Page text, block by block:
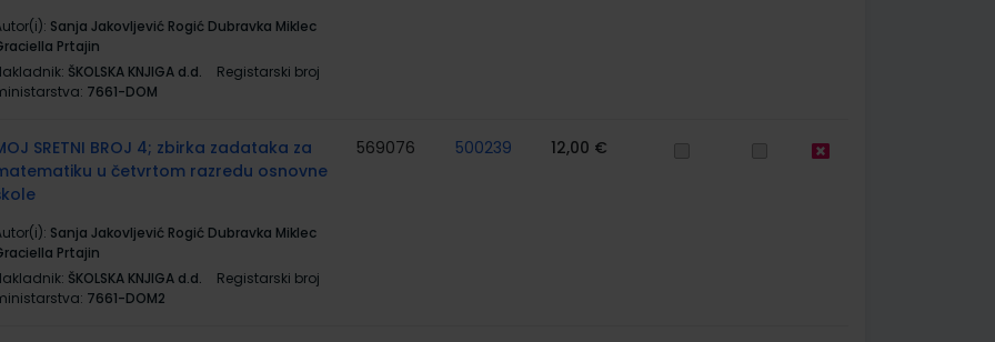
Sanja Jakovljević Rogić Dubravka Miklec
Prtajin
ŠKOLSKA KNJIGA d.d.
Registarski broj
7661-DOM
SRETNI BROJ 4; zbirka zadataka za
u četvrtom razredu osnovne
Sanja Jakovljević Rogić Dubravka Miklec
Prtajin
ŠKOLSKA KNJIGA d.d.
Registarski broj
7661-DOM2
569076 500239 12,00 €